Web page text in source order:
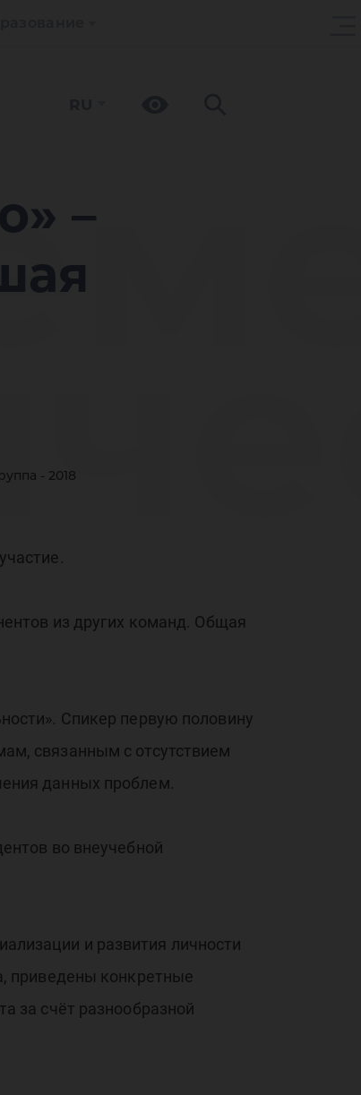
–
- 2018
из других команд. Общая
Спикер первую половину
связанным с отсутствием
данных проблем.
во внеучебной
и развития личности
приведены конкретные
за счёт разнообразной